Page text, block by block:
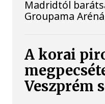
Madridtól
Groupama
A korai
Veszprém